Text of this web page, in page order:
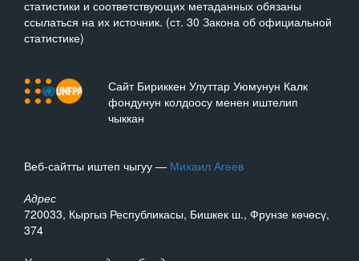
статистики и соответствующих метаданных обязаны
ссылаться на их источник. (ст. 30 Закона об официальной
статистике)
Сайт Бириккен Улуттар Уюмунун Калк
фондунун колдоосу менен иштелип
чыккан
Веб-сайтты иштеп чыгуу — Михаил Агеев
Адрес
720033, Кыргыз Республикасы, Бишкек ш., Фрунзе көчөсү,
374